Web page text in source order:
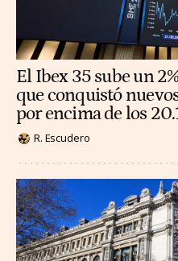
El Ibex 35 sube un
que conquistó
por encima de los
R. Escudero